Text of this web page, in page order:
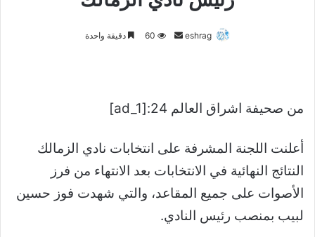
eshrag
أرسل 60 دقيقة واحدة
من صحيفة اشراق العالم 24:[ad_1]
أعلنت اللجنة المشرفة على انتخابات نادي الزمالك
النتائج النهائية في الانتخابات بعد الانتهاء من فرز
الأصوات على جميع المقاعد، والتي شهدت فوز حسين
لبيب بمنصب رئيس النادي.